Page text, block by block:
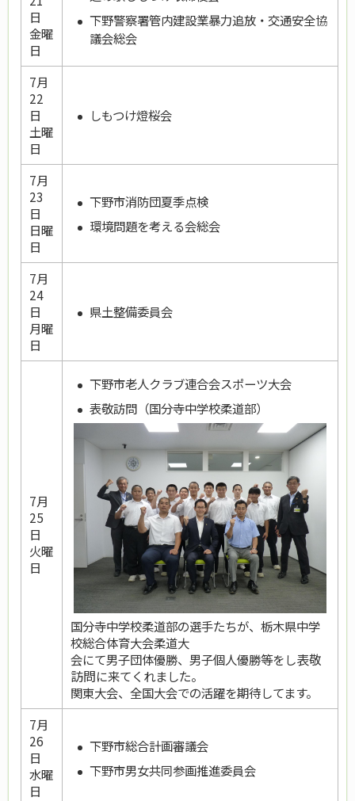
日
金曜
日
下野警察署管内建設業暴力追放・交通安全協
議会総会
7月
22
日
土曜
日
しもつけ燈桜会
7月
23
日
日曜
日
下野市消防団夏季点検
環境問題を考える会総会
7月
24
日
月曜
日
県土整備委員会
7月
25
日
火曜
日
下野市老人クラブ連合会スポーツ大会
表敬訪問（国分寺中学校柔道部）
国分寺中学校柔道部の選手たちが、栃木県中学
校総合体育大会柔道大
会にて男子団体優勝、男子個人優勝等をし表敬
訪問に来てくれました。
関東大会、全国大会での活躍を期待してます。
7月
26
日
水曜
日
下野市総合計画審議会
下野市男女共同参画推進委員会